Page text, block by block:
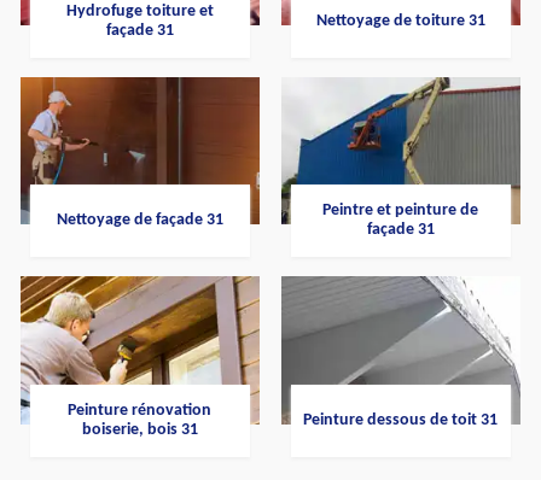
Hydrofuge toiture et
façade 31
Nettoyage de toiture 31
Nettoyage de façade 31
Peintre et peinture de
façade 31
Peinture rénovation
boiserie, bois 31
Peinture dessous de toit 31